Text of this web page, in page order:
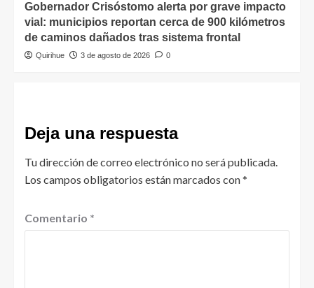
Gobernador Crisóstomo alerta por grave impacto
vial: municipios reportan cerca de 900 kilómetros
de caminos dañados tras sistema frontal
Quirihue 3 de agosto de 2026 0
Deja una respuesta
Tu dirección de correo electrónico no será publicada.
Los campos obligatorios están marcados con*
Comentario *